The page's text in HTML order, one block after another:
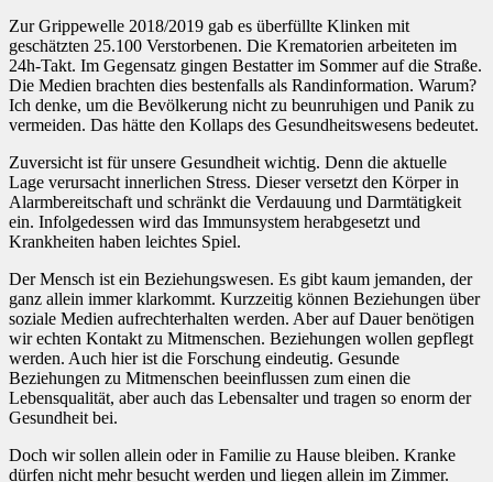
Zur Grippewelle 2018/2019 gab es überfüllte Klinken mit
geschätzten 25.100 Verstorbenen. Die Krematorien arbeiteten im
24h-Takt. Im Gegensatz gingen Bestatter im Sommer auf die Straße.
Die Medien brachten dies bestenfalls als Randinformation. Warum?
Ich denke, um die Bevölkerung nicht zu beunruhigen und Panik zu
vermeiden. Das hätte den Kollaps des Gesundheitswesens bedeutet.
Zuversicht ist für unsere Gesundheit wichtig. Denn die aktuelle
Lage verursacht innerlichen Stress. Dieser versetzt den Körper in
Alarmbereitschaft und schränkt die Verdauung und Darmtätigkeit
ein. Infolgedessen wird das Immunsystem herabgesetzt und
Krankheiten haben leichtes Spiel.
Der Mensch ist ein Beziehungswesen. Es gibt kaum jemanden, der
ganz allein immer klarkommt. Kurzzeitig können Beziehungen über
soziale Medien aufrechterhalten werden. Aber auf Dauer benötigen
wir echten Kontakt zu Mitmenschen. Beziehungen wollen gepflegt
werden. Auch hier ist die Forschung eindeutig. Gesunde
Beziehungen zu Mitmenschen beeinflussen zum einen die
Lebensqualität, aber auch das Lebensalter und tragen so enorm der
Gesundheit bei.
Doch wir sollen allein oder in Familie zu Hause bleiben. Kranke
dürfen nicht mehr besucht werden und liegen allein im Zimmer.